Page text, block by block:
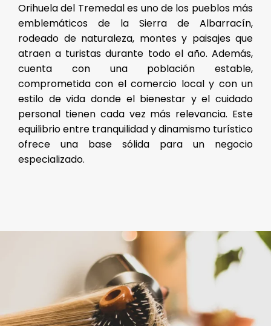
Orihuela del Tremedal es uno de los pueblos más
emblemáticos de la Sierra de Albarracín,
rodeado de naturaleza, montes y paisajes que
atraen a turistas durante todo el año. Además,
cuenta con una población estable,
comprometida con el comercio local y con un
estilo de vida donde el bienestar y el cuidado
personal tienen cada vez más relevancia. Este
equilibrio entre tranquilidad y dinamismo turístico
ofrece una base sólida para un negocio
especializado.